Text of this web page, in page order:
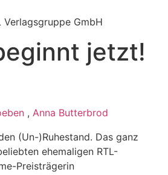
GmbH
jetzt!
, Anna Butterbrod
(Un-)Ruhestand. Das ganz
ehemaligen RTL-
Preisträgerin